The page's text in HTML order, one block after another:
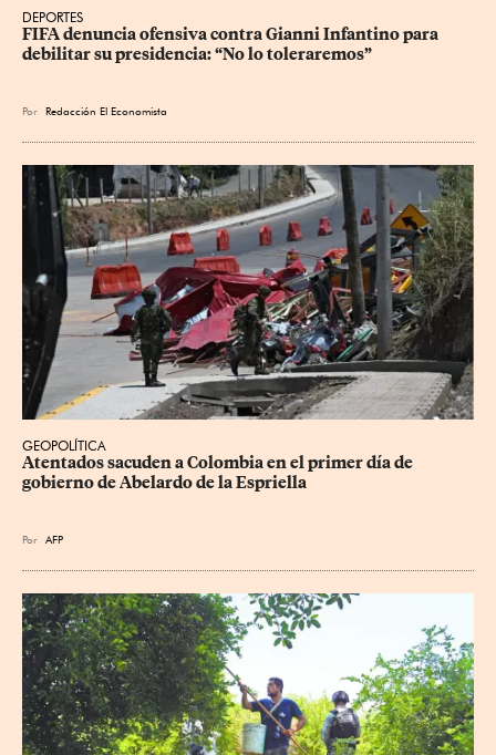
DEPORTES
FIFA denuncia ofensiva contra Gianni Infantino para
debilitar su presidencia: “No lo toleraremos”
Por Redacción El Economista
GEOPOLÍTICA
Atentados sacuden a Colombia en el primer día de
gobierno de Abelardo de la Espriella
Por AFP